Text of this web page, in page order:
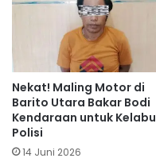
Nekat! Maling Motor di
Barito Utara Bakar Bodi
Kendaraan untuk
Polisi
14 Juni 2026